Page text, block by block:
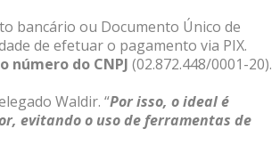
bancário ou Documento Único de
de efetuar o pagamento via PIX.
número do CNPJ (02.872.448/0001-20).
Waldir. “Por isso, o ideal é
evitando o uso de ferramentas de